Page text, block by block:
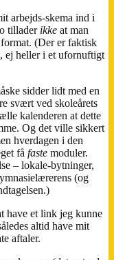
arbejds-skema ind i
tillader ikke at man
(Der er faktisk
ej heller i et ufornuftigt
sidder lidt med en
svært ved skoleårets
kalenderen at dette
Og det ville sikkert
hverdagen i den
få faste moduler.
– lokale-bytninger,
(og
have et link jeg kunne
altid have mit
aftaler.